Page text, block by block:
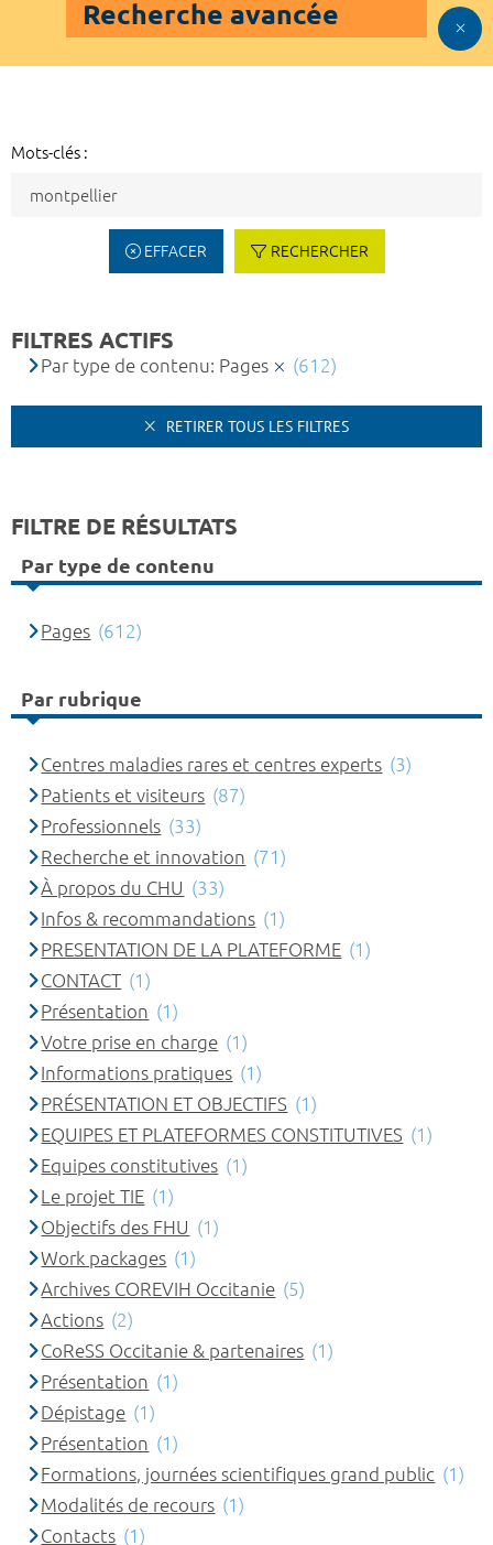
Recherche avancée
Mots-clés :
EFFACER RECHERCHER
FILTRES ACTIFS
Par type de contenu: Pages (612)
RETIRER TOUS LES FILTRES
FILTRE DE RÉSULTATS
Par type de contenu
Pages (612)
Par rubrique
Centres maladies rares et centres experts (3)
Patients et visiteurs (87)
Professionnels (33)
Recherche et innovation (71)
À propos du CHU (33)
Infos & recommandations (1)
PRESENTATION DE LA PLATEFORME (1)
CONTACT (1)
Présentation (1)
Votre prise en charge (1)
Informations pratiques (1)
PRÉSENTATION ET OBJECTIFS (1)
EQUIPES ET PLATEFORMES CONSTITUTIVES (1)
Equipes constitutives (1)
Le projet TIE (1)
Objectifs des FHU (1)
Work packages (1)
Archives COREVIH Occitanie (5)
Actions (2)
CoReSS Occitanie & partenaires (1)
Présentation (1)
Dépistage (1)
Présentation (1)
Formations, journées scientifiques grand public (1)
Modalités de recours (1)
Contacts (1)